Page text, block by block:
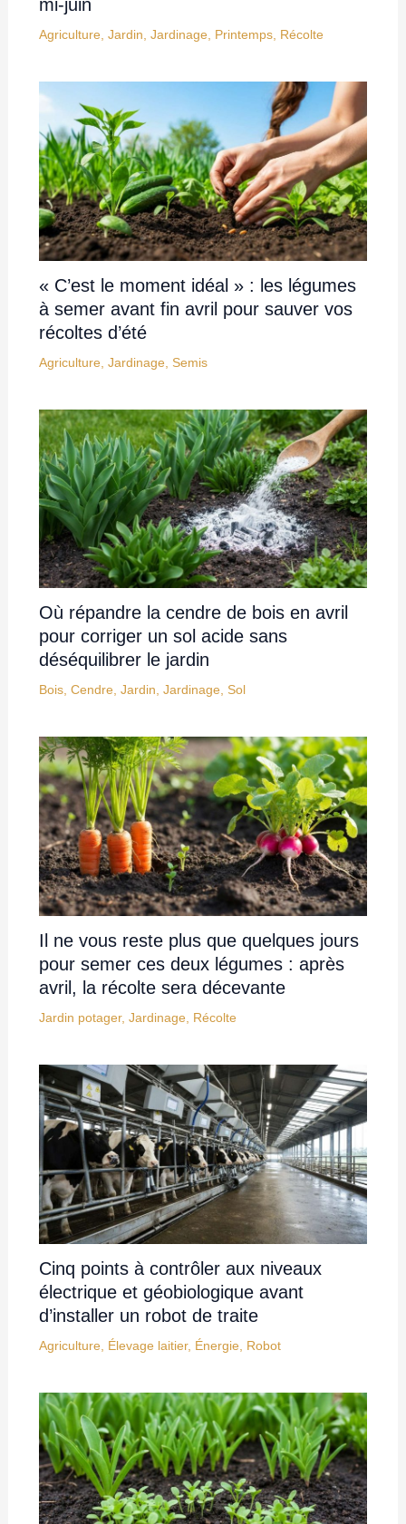
mi-juin
Agriculture, Jardin, Jardinage, Printemps, Récolte
« C’est le moment idéal » : les légumes
à semer avant fin avril pour sauver vos
récoltes d’été
Agriculture Jardinage Semis
Où répandre la cendre de bois en avril
pour corriger un sol acide sans
déséquilibrer le jardin
Bois, Cendre, Jardin, Jardinage, Sol
Il ne vous reste plus que quelques jours
pour semer ces deux légumes : après
avril, la récolte sera décevante
Jardin potager, Jardinage Récolte
Cinq points à contrôler aux niveaux
électrique et géobiologique avant
d’installer un robot de traite
Agriculture Élevage laitier, Énergie Robot